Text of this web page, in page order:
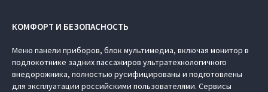
КОМФОРТ И БЕЗОПАСНОСТЬ
Меню панели приборов, блок мультимедиа, включая монитор в
подлокотнике задних пассажиров ультратехнологичного
внедорожника, полностью русифицированы и подготовлены
для эксплуатации российскими пользователями. Сервисы